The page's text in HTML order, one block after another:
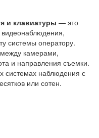
и клавиатуры — это
системы оператору.
камерами,
и направления съемки.
системах наблюдения с
или сотен.